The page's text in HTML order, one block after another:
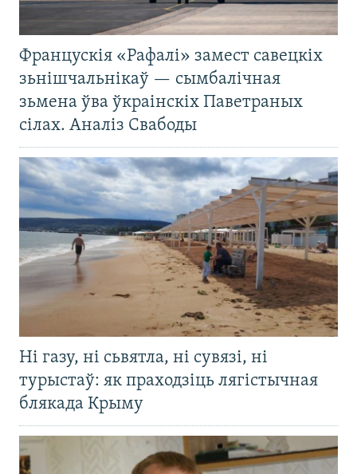
Францускія «Рафалі» замест савецкіх
зьнішчальнікаў — сымбалічная
зьмена ўва ўкраінскіх Паветраных
сілах. Аналіз Свабоды
Ні газу, ні сьвятла, ні сувязі, ні
турыстаў: як праходзіць лягістычная
блякада Крыму